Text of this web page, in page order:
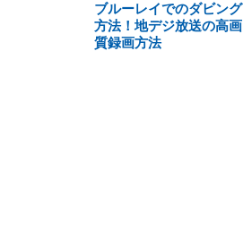
ブルーレイでのダビング
方法！地デジ放送の高画
質録画方法